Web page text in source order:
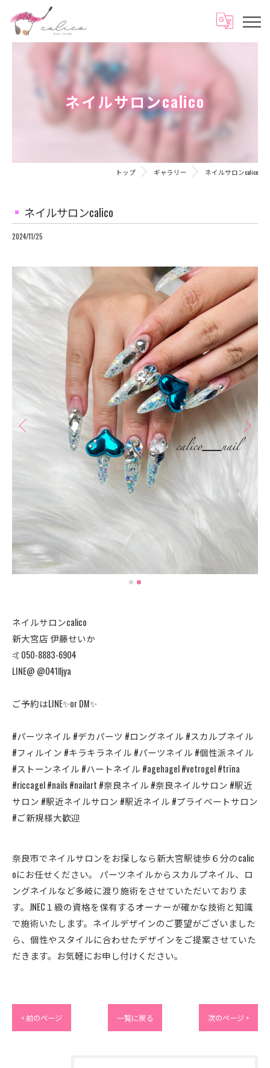
ネイルサロンcalico
トップ ギャラリー ネイルサロンcalico
ネイルサロンcalico
2024/11/25
ネイルサロンcalico
新大宮店 伊藤せいか
🤙050-8883-6904
LINE@ @041lljya
ご予約はLINE✨or DM✨
#パーツネイル #デカパーツ #ロングネイル #スカルプネイル
#フィルイン #キラキラネイル #パーツネイル #個性派ネイル
#ストーンネイル #ハートネイル #agehagel #vetrogel #trïna
#riccagel #nails #nailart #奈良ネイル #奈良ネイルサロン #駅近
サロン #駅近ネイルサロン #駅近ネイル #プライベートサロン
#ご新規様大歓迎
奈良市でネイルサロンをお探しなら新大宮駅徒歩６分のcalic
oにお任せください。 パーツネイルからスカルプネイル、ロ
ングネイルなど多岐に渡り施術をさせていただいておりま
す。JNEC１級の資格を保有するオーナーが確かな技術と知識
で施術いたします。ネイルデザインのご要望がございました
ら、個性やスタイルに合わせたデザインをご提案させていた
だきます。お気軽にお申し付けください。
< 前のページ 一覧に戻る 次のページ >